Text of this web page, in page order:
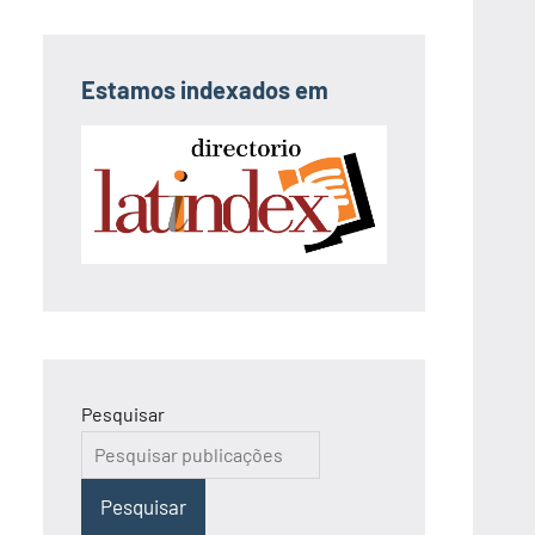
Estamos indexados em
Pesquisar
Pesquisar